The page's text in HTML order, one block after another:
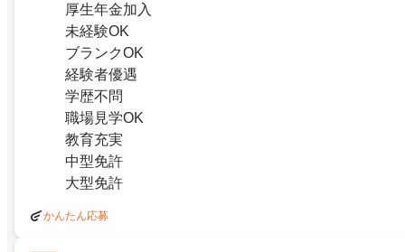
厚生年金加入
未経験OK
ブランクOK
経験者優遇
学歴不問
職場見学OK
教育充実
中型免許
大型免許
かんたん応募